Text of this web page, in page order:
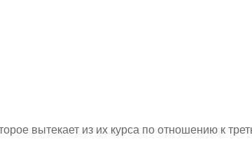
вытекает из их курса по отношению к